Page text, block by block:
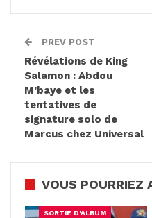
PREV POST
Révélations de King
Salamon : Abdou
M’baye et les
tentatives de
signature solo de
Marcus chez Universal
VOUS POURRIEZ
SORTIE D'ALBUM